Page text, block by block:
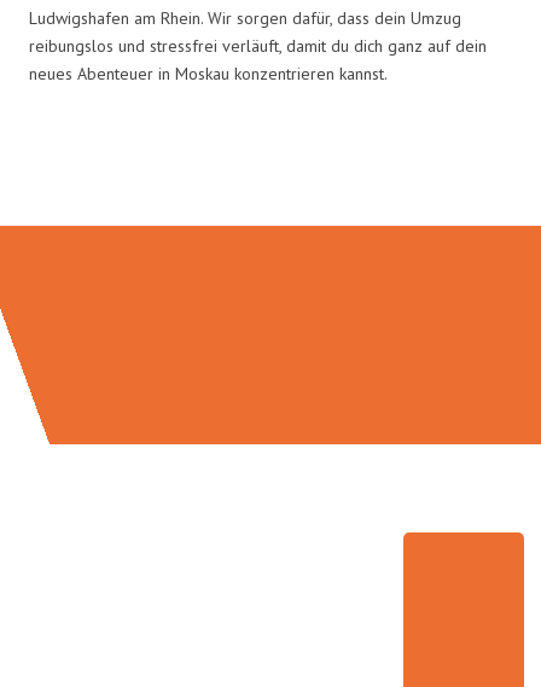
Ludwigshafen am Rhein. Wir sorgen dafür, dass dein Umzug
reibungslos und stressfrei verläuft, damit du dich ganz auf dein
neues Abenteuer in Moskau konzentrieren kannst.